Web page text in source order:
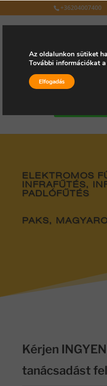
+36204007400
Válasszon oldalt
ELEKTROMOS
INFRAFŰTÉS,
PADLÓFŰTÉS
PAKS,
Kérjen
tanácsadást
Az oldalunkon sütiket
További információkat a
Elfogadás